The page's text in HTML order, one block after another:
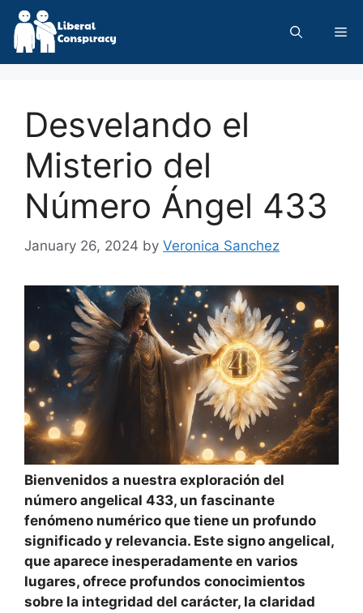
Skip
content
Desvelando el
Misterio del
Número Ángel 433
January 26, 2024 by Veronica Sanchez
Bienvenidos a nuestra exploración del
número angelical 433, un fascinante
fenómeno numérico que tiene un profundo
significado y relevancia. Este signo angelical,
que aparece inesperadamente en varios
lugares, ofrece profundos conocimientos
sobre la integridad del carácter, la claridad